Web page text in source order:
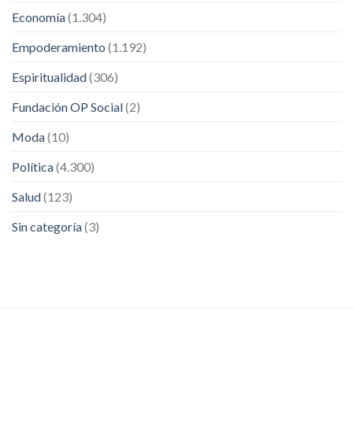
Economía(1.304)
Empoderamiento (1.192)
Espiritualidad(306)
Fundación OP Social(2)
Moda(10)
Política(4.300)
Salud(123)
Sin categoría(3)